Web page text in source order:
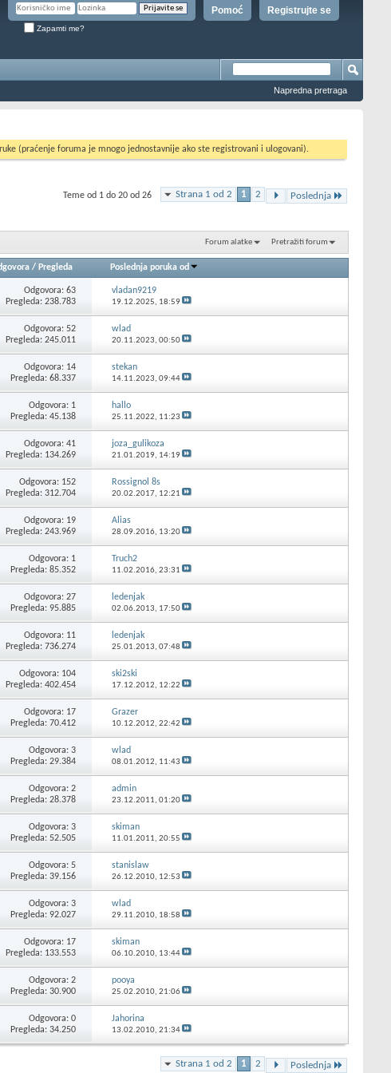
Registrujte se
Pomoć
Zapamti me?
Napredna pretraga
(praćenje foruma je mnogo jednostavnije ako ste registrovani i ulogovani).
Strana 1 od 2 1 2 Poslednja
Teme od 1 do 20 od 26
Forum alatke Pretražiti forum
/ Pregleda Poslednja poruka od
Odgovora:63
Pregleda: 238.783
vladan9219
19.12.2025, 18:59
Odgovora:52
Pregleda: 245.011
wlad
20.11.2023, 00:50
Odgovora: 14
Pregleda: 68.337
stekan
14.11.2023, 09:44
Odgovora: 1
Pregleda: 45.138
hallo
25.11.2022, 11:23
Odgovora:41
Pregleda: 134.269
joza_gulikoza
21.01.2019, 14:19
Odgovora: 152
Pregleda: 312.704
Rossignol 8s
20.02.2017, 12:21
Odgovora: 19
Pregleda: 243.969
Alias
28.09.2016, 13:20
Odgovora: 1
Pregleda: 85.352
Truch2
11.02.2016, 23:31
Odgovora:27
Pregleda: 95.885
ledenjak
02.06.2013, 17:50
Odgovora: 11
Pregleda: 736.274
ledenjak
25.01.2013, 07:48
Odgovora: 104
Pregleda: 402.454
ski2ski
17.12.2012, 12:22
Odgovora: 17
Pregleda: 70.412
Grazer
10.12.2012, 22:42
Odgovora:3
Pregleda: 29.384
wlad
08.01.2012, 11:43
Odgovora:2
Pregleda: 28.378
admin
23.12.2011, 01:20
Odgovora:3
Pregleda: 52.505
skiman
11.01.2011, 20:55
Odgovora:5
Pregleda: 39.156
stanislaw
26.12.2010, 12:53
Odgovora:3
Pregleda: 92.027
wlad
29.11.2010, 18:58
Odgovora: 17
Pregleda: 133.553
skiman
06.10.2010, 13:44
Odgovora:2
Pregleda: 30.900
pooya
25.02.2010, 21:06
Odgovora:0
Pregleda: 34.250
Jahorina
13.02.2010, 21:34
Strana 1 od 2 1 2 Poslednja